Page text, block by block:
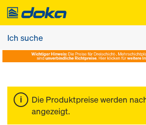
Die Produktpreise werden
angezeigt.